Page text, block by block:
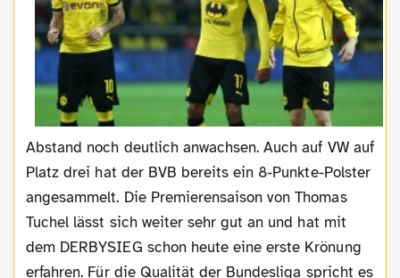
Abstand noch deutlich anwachsen. Auch auf VW auf
Platz drei hat der BVB bereits ein 8-Punkte-Polster
angesammelt. Die Premierensaison von Thomas
Tuchel lässt sich weiter sehr gut an und hat mit
dem DERBYSIEG schon heute eine erste Krönung
erfahren. Für die Qualität der Bundesliga spricht es